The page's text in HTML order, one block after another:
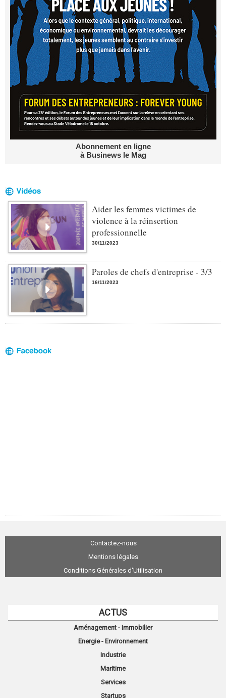
Abonnement en ligne
à Businews le Mag
Aider les femmes victimes de
violence à la réinsertion
professionnelle
30/11/2023
Paroles de chefs d'entreprise - 3/3
16/11/2023
Contactez-nous
Mentions légales
Conditions Générales d'Utilisation
ACTUS
Aménagement - Immobilier
Energie - Environnement
Industrie
Maritime
Services
Startups